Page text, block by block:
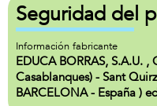
Seguridad del
Información fabricante
EDUCA BORRAS, S.A.U.
Casablanques) - Sant
BARCELONA - España )